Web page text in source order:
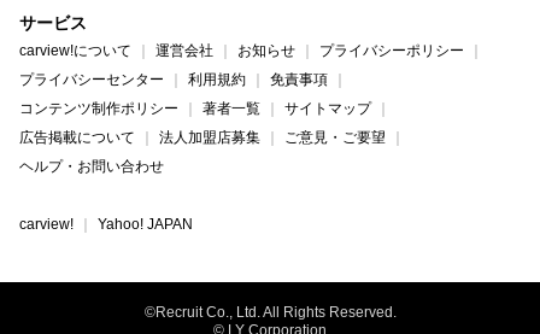
サービス
carview!について 運営会社 お知らせ
プライバシーポリシー
プライバシーセンター
利用規約
免責事項
コンテンツ制作ポリシー
著者一覧
サイトマップ
広告掲載について
法人加盟店募集
ご意見・ご要望
ヘルプ・お問い合わせ
carview! Yahoo! JAPAN
©Recruit Co., Ltd. All Rights Reserved.
© LY Corporation